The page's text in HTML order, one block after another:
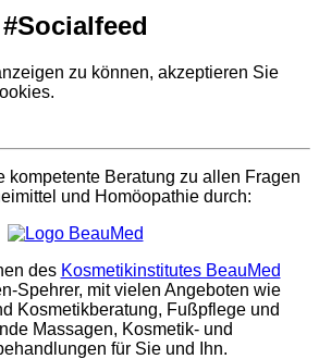
#Socialfeed
zu können, akzeptieren Sie
kompetente Beratung zu allen Fragen
und Homöopathie durch:
des Kosmetikinstitutes BeauMed
Spehrer, mit vielen Angeboten wie
Kosmetikberatung, Fußpflege und
Massagen, Kosmetik- und
für Sie und Ihn.